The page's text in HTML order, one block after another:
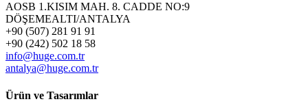
AOSB 1.KISIM MAH. 8. CADDE NO:9
DÖŞEMEALTI/ANTALYA
+90 (507) 281 91 91
+90 (242) 502 18 58
info@huge.com.tr
antalya@huge.com.tr
Ürün ve Tasarımlar